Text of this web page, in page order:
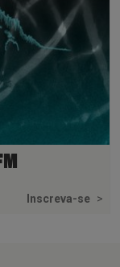
Inscreva-se >